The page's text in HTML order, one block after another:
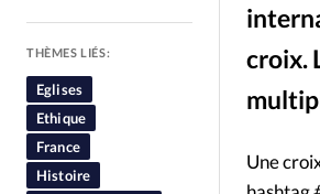
People
Politique
croix.
THÈMES LIÉS:
Eglises
Ethique
France
Histoire
Une